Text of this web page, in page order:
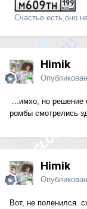
Счастье есть,оно
Himik
...имхо, но решение
ромбы смотрелись
Himik
Вот, не поленился